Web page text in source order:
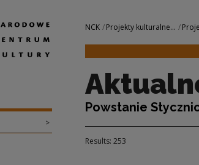
|
Poland
>
Navigation
NCK Projekty kulturalne...
Powstanie
Results: 253